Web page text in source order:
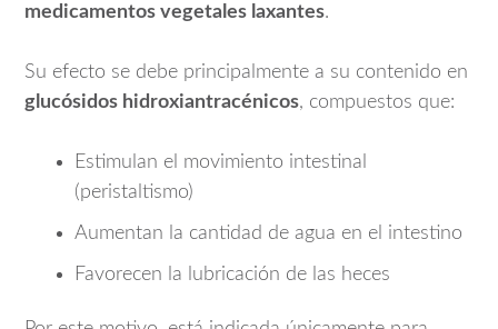
medicamentos vegetales laxantes.
Su efecto se debe principalmente a su contenido en
glucósidos hidroxiantracénicos, compuestos que:
Estimulan el movimiento intestinal
(peristaltismo)
Aumentan la cantidad de agua en el intestino
Favorecen la lubricación de las heces